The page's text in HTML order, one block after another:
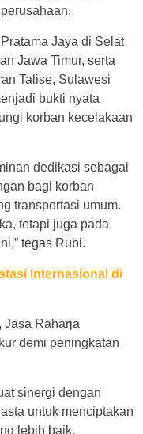
Jaya di Selat
Jawa Timur, serta
Talise, Sulawesi
bukti nyata
korban kecelakaan
dedikasi sebagai
bagi korban
transportasi umum.
tetapi juga pada
tegas Rubi.
Internasional di
Jasa Raharja
demi peningkatan
sinergi dengan
untuk menciptakan
lebih baik.